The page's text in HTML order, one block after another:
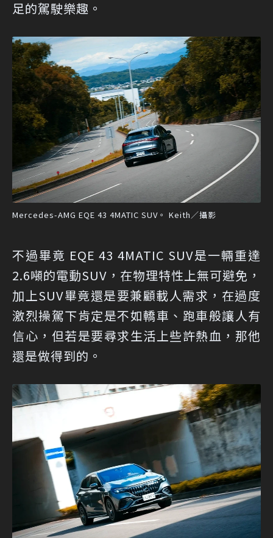
足的駕駛樂趣。
Mercedes-AMG EQE 43 4MATIC SUV。 Keith／攝影
不過畢竟 EQE 43 4MATIC SUV是一輛重達
2.6噸的電動SUV，在物理特性上無可避免，
加上SUV畢竟還是要兼顧載人需求，在過度
激烈操駕下肯定是不如轎車、跑車般讓人有
信心，但若是要尋求生活上些許熱血，那他
還是做得到的。